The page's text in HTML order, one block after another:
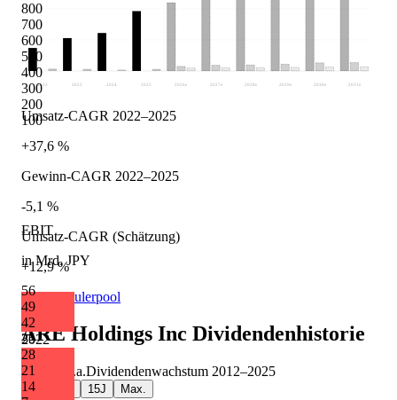
800
700
600
500
400
300
200
100
2022
EBIT
in Mrd. JPY
56
49
42
35
28
21
14
2022 2023 2024 2025 2026e 2027 e 2028 e 2029 e 2030e 2031 e
Umsatz-CAGR 2022–2025
+37,6 %
Gewinn-CAGR 2022–2025
-5,1 %
Umsatz-CAGR (Schätzung)
+12,9 %
Quelle: Eulerpool
ARE Holdings Inc Dividendenhistorie
+4,0 % p.a.Dividendenwachstum 2012–2025
5J 15J Max.